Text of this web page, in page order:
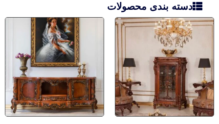
دسته بندی محصولات